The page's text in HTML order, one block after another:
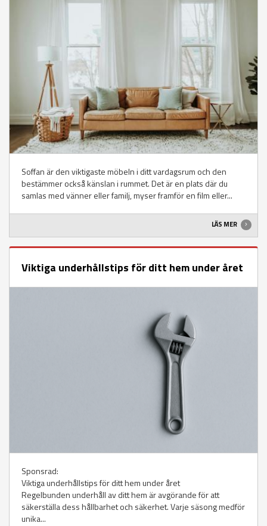
Soffan är den viktigaste möbeln i ditt vardagsrum och den
bestämmer också känslan i rummet. Det är en plats där du
samlas med vänner eller familj, myser framför en film eller...
LÄS MER
Viktiga underhållstips för ditt hem under året
Sponsrad:
Viktiga underhållstips för ditt hem under året
Regelbunden underhåll av ditt hem är avgörande för att
säkerställa dess hållbarhet och säkerhet. Varje säsong medför
unika...